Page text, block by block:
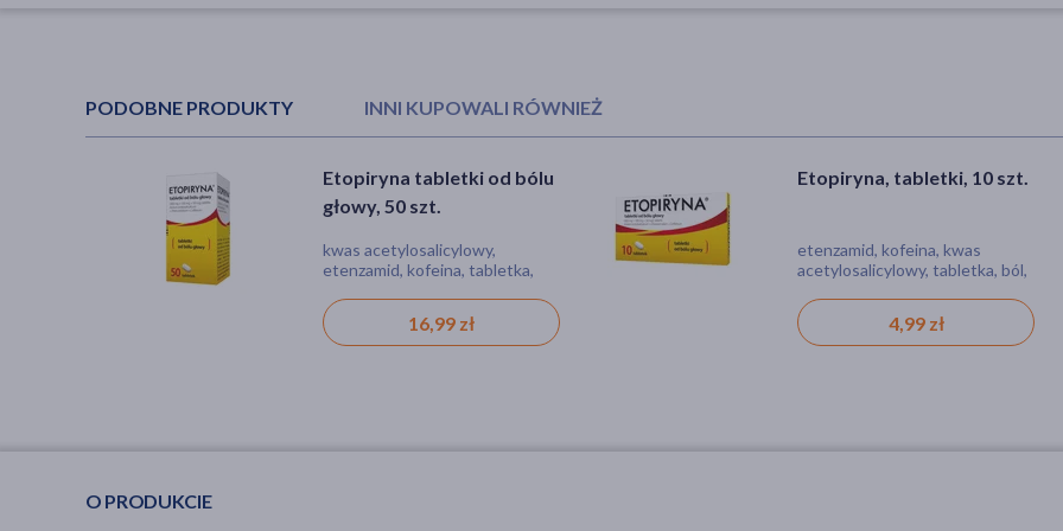
PODOBNE PRODUKTY INNI KUPOWALI RÓWNIEŻ
Etopiryna tabletki od bólu
głowy, 50 szt.
kwas acetylosalicylowy,
etenzamid, kofeina, tabletka,
zapalenie, migrena
16,99 zł
Etopiryna, tabletki, 10 szt.
etenzamid, kofeina, kwas
acetylosalicylowy, tabletka, ból,
zapalenie, migrena
4,99 zł
Etopiryna tabletki od bólu
głowy, 50 szt.
kwas acetylosalicylowy,
etenzamid, kofeina, tabletka,
zapalenie, migrena
16,99 zł
Etopiryna, tabletki, 10 szt.
etenzamid, kofeina, kwas
acetylosalicylowy, tabletka, ból,
zapalenie, migrena
4,99 zł
O PRODUKCIE